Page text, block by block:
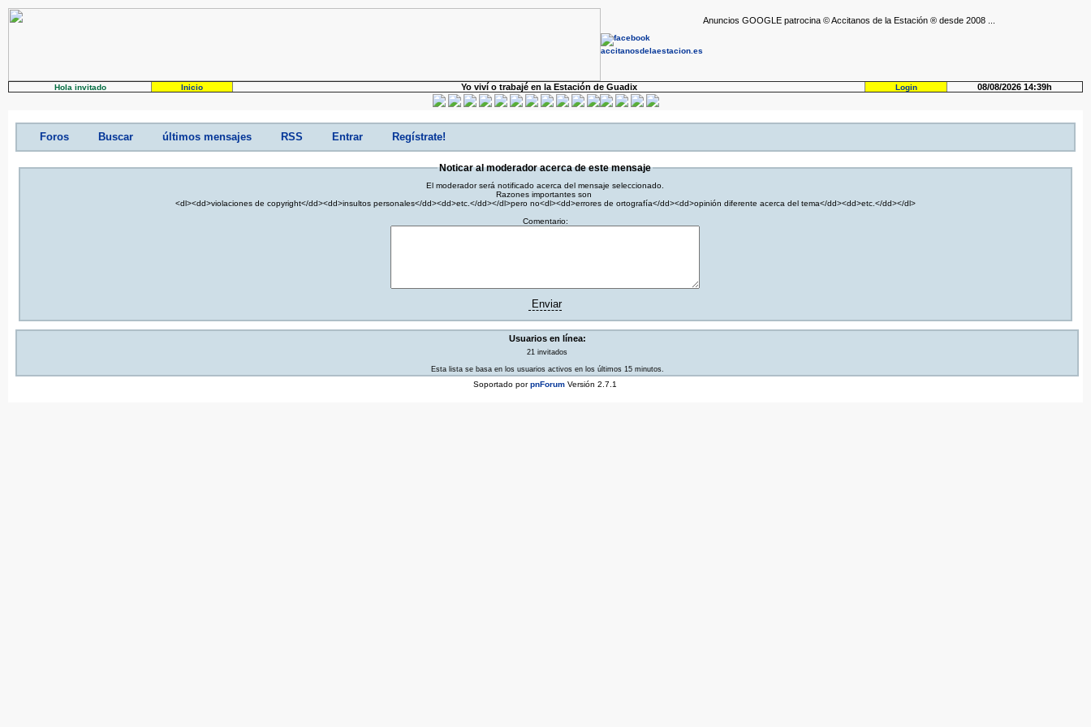
Anuncios GOOGLE patrocina © Accitanos de la Estación ® desde 2008 ...
Hola invitado Inicio Yo viví o trabajé en la Estación de Guadix Login 08/08/2026 14:39h
Foros Buscar últimos mensajes RSS Entrar Regístrate!
Noticar al moderador acerca de este mensaje
El moderador será notificado acerca del mensaje seleccionado.
Razones importantes son
<dl><dd>violaciones de copyright</dd><dd>insultos personales</dd><dd>etc.</dd></dl>pero no<dl><dd>errores de ortografía</dd><dd>opinión diferente acerca del tema</dd><dd>etc.</dd></dl>
Comentario:
Enviar
Usuarios en línea:
21 invitados
Esta lista se basa en los usuarios activos en los últimos 15 minutos.
Soportado porpnForum Versión 2.7.1